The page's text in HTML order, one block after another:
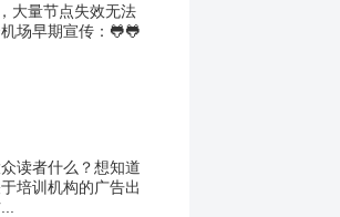
大量节点失效无法
场早期宣传：🐸🐸
读者什么？想知道
培训机构的广告出